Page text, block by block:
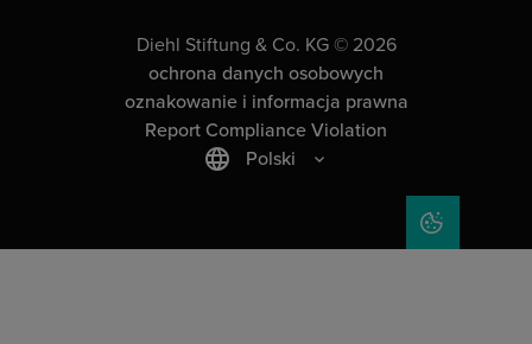
Diehl Stiftung & Co. KG © 2026
ochrona danych osobowych
oznakowanie i informacja prawna
Report Compliance Violation
Polski
COOKIE